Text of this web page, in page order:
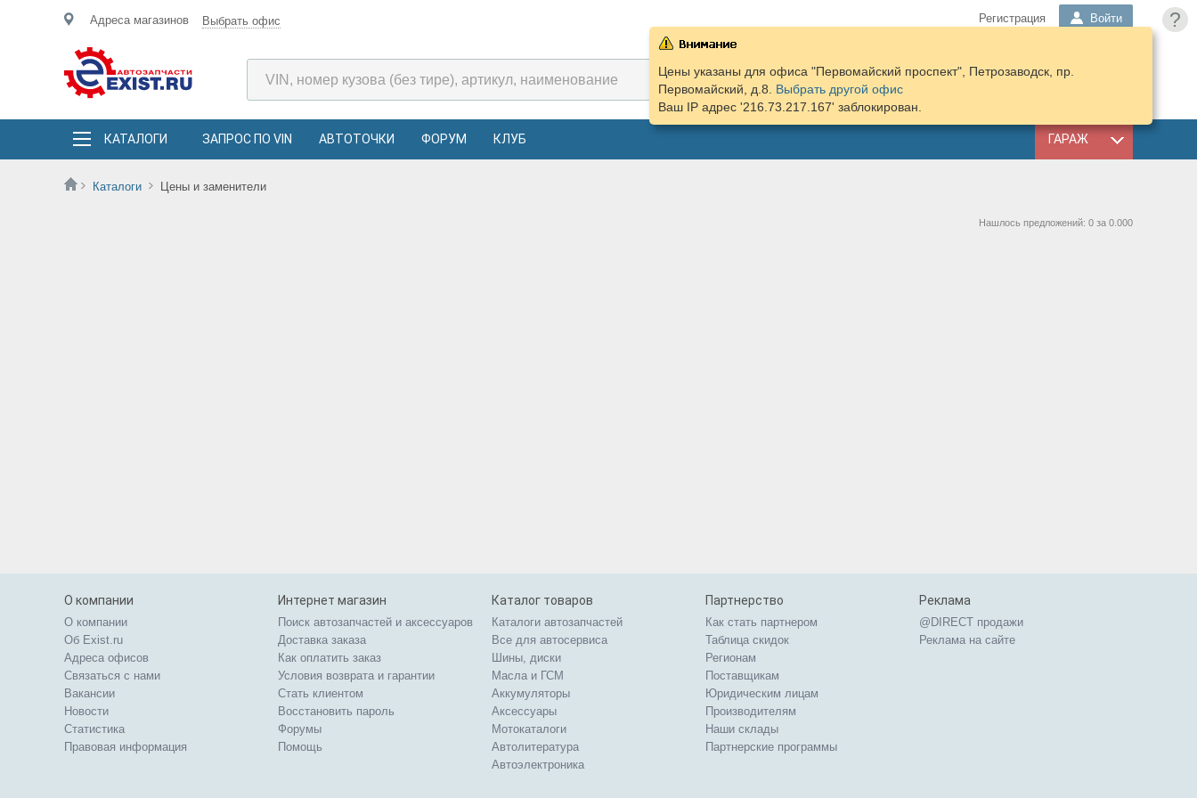
?
Адреса магазинов Выбрать офис Регистрация Войти
КОРЗИНА
ПОДОБРАТЬ
КАТАЛОГИ ЗАПРОС ПО VIN АВТОТОЧКИ ФОРУМ КЛУБ ГАРАЖ
Каталоги Цены и заменители
Цены указаны для офиса "Первомайский проспект", Петрозаводск, пр.
Первомайский, д.8. Выбрать другой офис
Ваш IP адрес '216.73.217.167' заблокирован.
Нашлось предложений: 0 за 0.000
О компании
О компании
Об Exist.ru
Адреса офисов
Связаться с нами
Вакансии
Новости
Статистика
Правовая информация
Интернет магазин
Поиск автозапчастей и аксессуаров
Доставка заказа
Как оплатить заказ
Условия возврата и гарантии
Стать клиентом
Восстановить пароль
Форумы
Помощь
Каталог товаров
Каталоги автозапчастей
Все для автосервиса
Шины, диски
Масла и ГСМ
Аккумуляторы
Аксессуары
Мотокаталоги
Автолитература
Автоэлектроника
Партнерство
Как стать партнером
Таблица скидок
Регионам
Поставщикам
Юридическим лицам
Производителям
Наши склады
Партнерские программы
Реклама
@DIRECT продажи
Реклама на сайте